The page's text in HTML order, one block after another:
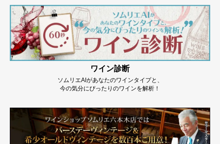
ワイン診断
ソムリエAIがあなたのワインタイプと、
今の気分にぴったりのワインを解析！